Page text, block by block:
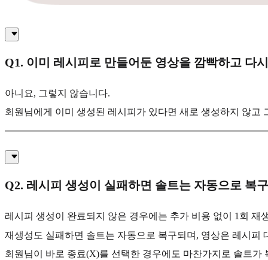
Q1. 이미 레시피로 만들어둔 영상을 깜빡하고 다
아니요, 그렇지 않습니다.
회원님에게 이미 생성된 레시피가 있다면 새로 생성하지 않
Q2. 레시피 생성이 실패하면 솔트는 자동으로 복
레시피 생성이 완료되지 않은 경우에는 추가 비용 없이 1회 재
재생성도 실패하면 솔트는 자동으로 복구되며, 영상은 레시피
회원님이 바로 종료(X)를 선택한 경우에도 마찬가지로 솔트가